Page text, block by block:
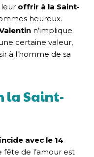
offrir à la Saint-
heureux.
n’implique
certaine valeur,
à l’homme de sa
la Saint-
avec le 14
de l’amour est